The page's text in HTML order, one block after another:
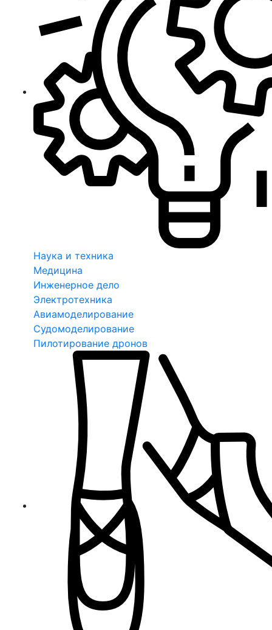
Наука и техника
Медицина
Инженерное дело
Электротехника
Авиамоделирование
Судомоделирование
Пилотирование дронов